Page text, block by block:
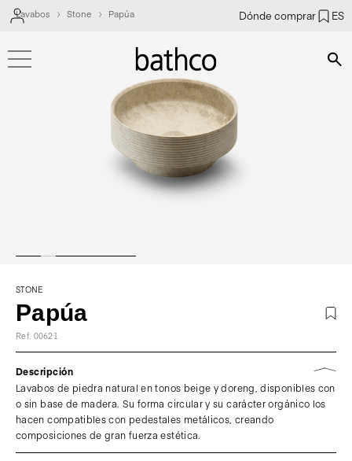
Dónde comprar ES
Lavabos Stone Papúa
STONE
Papúa
Ref. 00621
Descripción
Lavabos de piedra natural en tonos beige y doreng, disponibles con
o sin base de madera. Su forma circular y su carácter orgánico los
hacen compatibles con pedestales metálicos, creando
composiciones de gran fuerza estética.